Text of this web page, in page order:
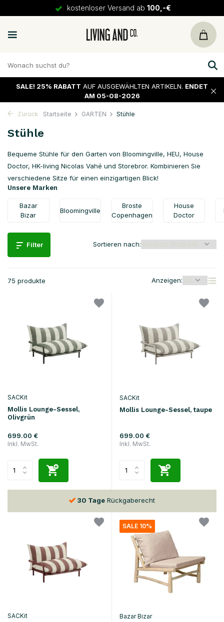
30 Tage Rückgaberecht
SALE! 25% RABATT AUF AUSGEWÄHLTEN ARTIKELN. ENDET
AM 05-08-2026
Zurück Startseite GARTEN Stühle
Stühle
Bequeme Stühle für den Garten von Bloomingville, HEU, House
Doctor, HK-living Nicolas Vahé und Storebror. Kombinieren Sie
verschiedene Sitze für einen einzigartigen Blick!
Unsere Marken
Bazar
Bizar
Bloomingville
Broste
Copenhagen
House
Doctor
Filter
75 produkte Anzeigen:
Sortieren nach:
SACKit
Mollis Lounge-Sessel,
Olivgrün
699.00 €
Inkl. MwSt.
SACKit
Mollis Lounge-Sessel, taupe
699.00 €
Inkl. MwSt.
30 TageRückgaberecht
SACKit
SALE 10%
Bazar Bizar